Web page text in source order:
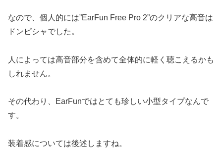
なので、個人的には”EarFun Free Pro 2”のクリアな高音は
ドンピシャでした。
人によっては高音部分を含めて全体的に軽く聴こえるかも
しれません。
その代わり、EarFunではとても珍しい小型タイプなんで
す。
装着感については後述しますね。